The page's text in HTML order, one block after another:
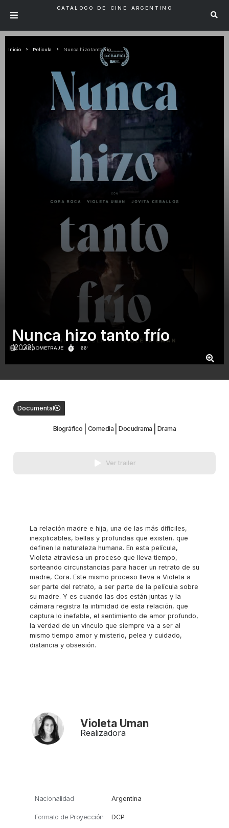
CATÁLOGO DE CINE ARGENTINO
Inicio Pelicula Nunca hizo tanto frío
LARGOMETRAJE 66'
Nunca hizo tanto frío
(2023)
Documental
Biográfico Comedia Docudrama Drama
Ver trailer
La relación madre e hija, una de las más difíciles,
inexplicables, bellas y profundas que existen, que
definen la naturaleza humana. En esta película,
Violeta atraviesa un proceso que lleva tiempo,
sorteando circunstancias para hacer un retrato de su
madre, Cora. Este mismo proceso lleva a Violeta a
ser parte del retrato, a ser parte de la película sobre
su madre. Y es cuando las dos están juntas y la
cámara registra la intimidad de esta relación, que
captura lo inefable, el sentimiento de amor profundo,
la verdad de un vinculo que siempre va a ser al
mismo tiempo amor y misterio, pelea y cuidado,
distancia y obsesión.
Violeta Uman
Realizadora
Nacionalidad Argentina
Formato de Proyección DCP